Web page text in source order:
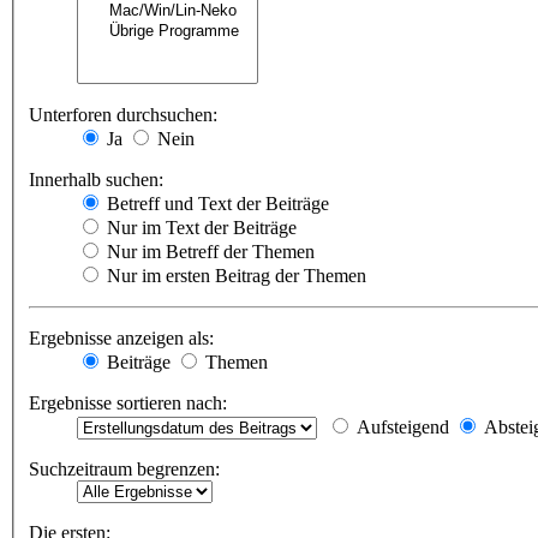
Unterforen durchsuchen:
Ja
Nein
Innerhalb suchen:
Betreff und Text der Beiträge
Nur im Text der Beiträge
Nur im Betreff der Themen
Nur im ersten Beitrag der Themen
Ergebnisse anzeigen als:
Beiträge
Themen
Ergebnisse sortieren nach:
Aufsteigend
Suchzeitraum begrenzen:
Die ersten: